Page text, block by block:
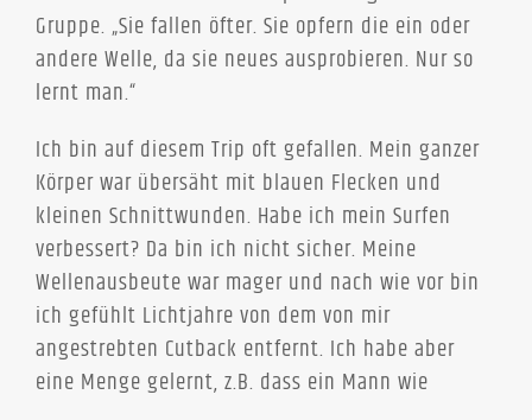
Gruppe. „Sie fallen öfter. Sie opfern die ein oder
andere Welle, da sie neues ausprobieren. Nur so
lernt man.“
Ich bin auf diesem Trip oft gefallen. Mein ganzer
Körper war übersäht mit blauen Flecken und
kleinen Schnittwunden. Habe ich mein Surfen
verbessert? Da bin ich nicht sicher. Meine
Wellenausbeute war mager und nach wie vor bin
ich gefühlt Lichtjahre von dem von mir
angestrebten Cutback entfernt. Ich habe aber
eine Menge gelernt, z.B. dass ein Mann wie